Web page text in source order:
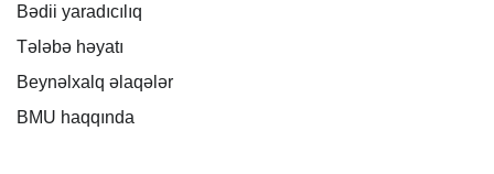
Bədii yaradıcılıq
Tələbə həyatı
Beynəlxalq əlaqələr
BMU haqqında